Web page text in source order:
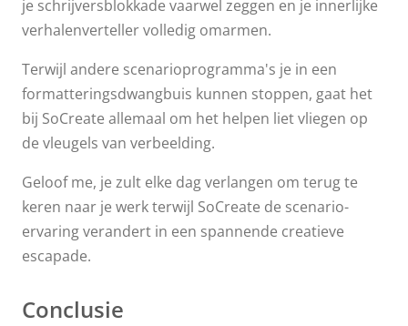
je schrijversblokkade vaarwel zeggen en je innerlijke
verhalenverteller volledig omarmen.
Terwijl andere scenarioprogramma's je in een
formatteringsdwangbuis kunnen stoppen, gaat het
bij SoCreate allemaal om het helpen liet vliegen op
de vleugels van verbeelding.
Geloof me, je zult elke dag verlangen om terug te
keren naar je werk terwijl SoCreate de scenario-
ervaring verandert in een spannende creatieve
escapade.
Conclusie